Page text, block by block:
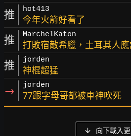
推 hot413
今年火箭好看了
推 MarchelKaton
打敗宿敵希臘，土耳其人
推 jorden
神棍超猛
→ jorden
77跟字母哥都被車神吹死
向下載入